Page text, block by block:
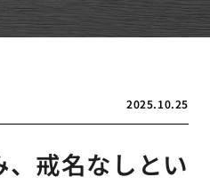
2025.10.25
戒名なしとい